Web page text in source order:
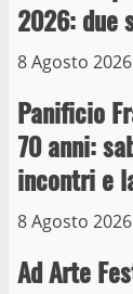
2026: due
8 Agosto
Panificio
70 anni:
incontri e
8 Agosto
Ad Arte
5
6